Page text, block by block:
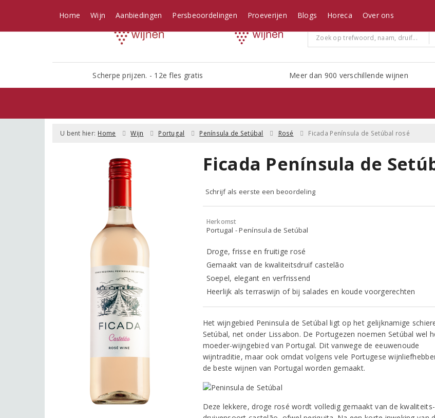
Scherpe prijzen. - 12e fles gratis Meer dan 900 verschillende wijnen
Home Wijn Aanbiedingen Persbeoordelingen Proeverijen Blogs Horeca Over ons
U bent hier: Home Wijn Portugal Península de Setúbal Rosé Ficada Península de Setúbal rosé
Ficada Península de
Schrijf als eerste een beoordeling
Herkomst
Portugal - Península de Setúbal
Droge, frisse en fruitige rosé
Gemaakt van de kwaliteitsdruif castelão
Soepel, elegant en verfrissend
Heerlijk als terraswijn of bij salades en koude voorgerechten
Het wijngebied Peninsula de Setúbal ligt op het gelijknamige
Setúbal, net onder Lissabon. De Portugezen noemen Setúbal wel
moeder-wijngebied van Portugal. Dit vanwege de eeuwenoude
wijntraditie, maar ook omdat volgens vele Portugese
de beste wijnen van Portugal worden gemaakt.
Deze lekkere, droge rosé wordt volledig gemaakt van de kwaliteits-